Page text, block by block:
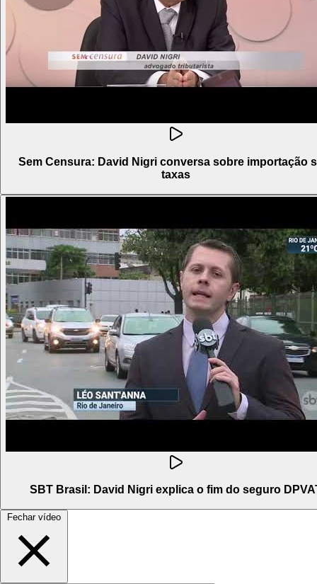
Sem Censura: David Nigri conversa sobre importação
taxas
SBT Brasil: David Nigri explica o fim do seguro
Fechar vídeo